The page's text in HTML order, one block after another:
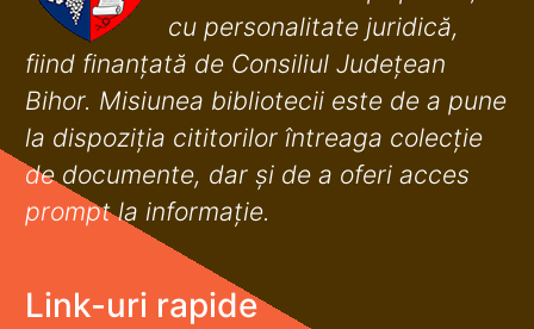
cu personalitate juridică,
fiind finanţată de Consiliul Judeţean
Bihor. Misiunea bibliotecii este de a pune
la dispoziţia cititorilor întreaga colecţie
de documente, dar şi de a oferi acces
prompt la informaţie.
Link-uri rapide